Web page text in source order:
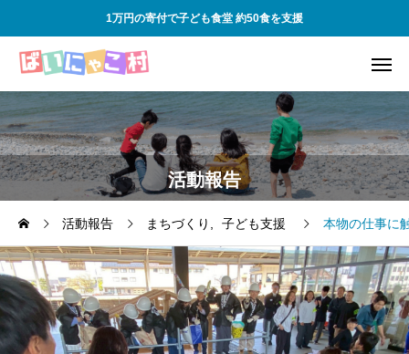
1万円の寄付で子ども食堂 約50食を支援
活動報告
活動報告 まちづくり 子ども支援 本物の仕事に